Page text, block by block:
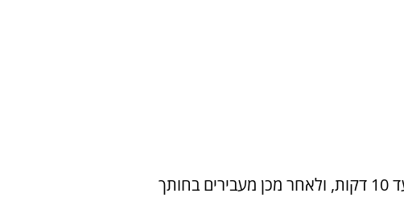
4. מקמחים מעט את יריעות הבצק, מניחים להן להתייבש כ-5 עד 10 דקות, ולאחר מכן מעבירים בחותך